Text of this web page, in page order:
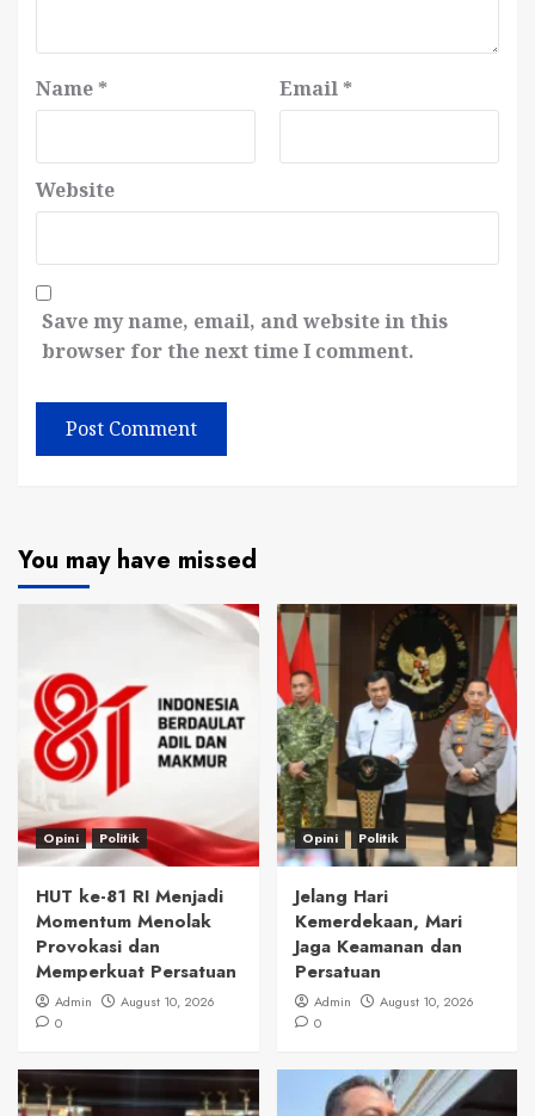
Name * Email *
Website
Save my name, email, and website in this
browser for the next time I comment.
You may have missed
Opini Politik
HUT ke-81 RI Menjadi
Momentum Menolak
Provokasi dan
Memperkuat Persatuan
Admin
August 10, 2026
0
Opini Politik
Jelang Hari
Kemerdekaan, Mari
Jaga Keamanan dan
Persatuan
Admin
August 10, 2026
0